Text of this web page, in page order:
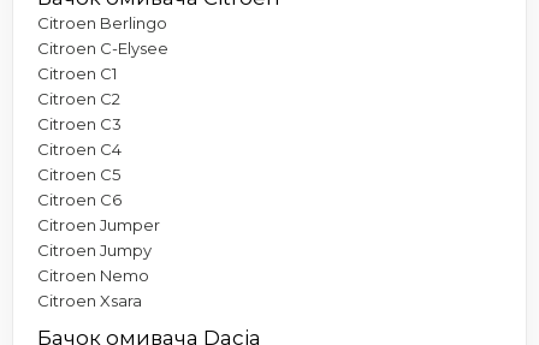
Citroen Berlingo
Citroen C-Elysee
Citroen C1
Citroen C2
Citroen C3
Citroen C4
Citroen C5
Citroen C6
Citroen Jumper
Citroen Jumpy
Citroen Nemo
Citroen Xsara
Бачок омивача Dacia